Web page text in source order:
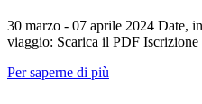
30 marzo - 07 aprile 2024 Date,
viaggio: Scarica il PDF Iscrizione
Per saperne di più